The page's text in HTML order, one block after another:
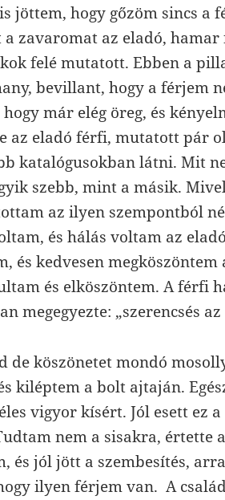
jöttem, hogy gőzöm sincs a
zavaromat az eladó, hamar
felé mutatott. Ebben a
bevillant, hogy a férjem
hogy már elég öreg, és
az eladó férfi, mutatott pár
katalógusokban látni. Mit
szebb, mint a másik.
az ilyen szempontból
és hálás voltam az
és kedvesen megköszöntem
és elköszöntem. A férfi
megegyezte: „szerencsés
de köszönetet mondó
kiléptem a bolt ajtaján.
vigyor kísért. Jól esett ez
nem a sisakra, értette
és jól jött a szembesítés,
ilyen férjem van. A